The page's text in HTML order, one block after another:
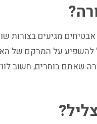
מגיעים בצורות
על המרקם של
שאתם בוחרים, חשוב